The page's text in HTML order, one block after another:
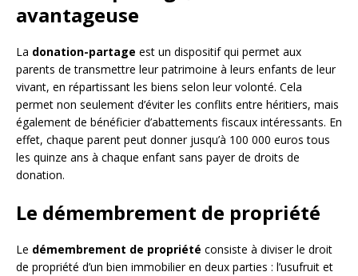
avantageuse
La donation-partage est un dispositif qui permet aux
parents de transmettre leur patrimoine à leurs enfants de leur
vivant, en répartissant les biens selon leur volonté. Cela
permet non seulement d’éviter les conflits entre héritiers, mais
également de bénéficier d’abattements fiscaux intéressants. En
effet, chaque parent peut donner jusqu’à 100 000 euros tous
les quinze ans à chaque enfant sans payer de droits de
donation.
Le démembrement de propriété
Le démembrement de propriété consiste à diviser le droit
de propriété d’un bien immobilier en deux parties : l’usufruit et